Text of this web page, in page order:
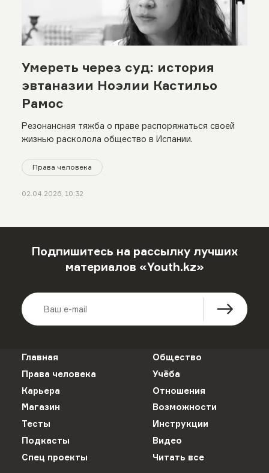
Умереть через суд: история
эвтаназии Ноэлии Кастильо
Рамос
Резонансная тяжба о праве распоряжаться своей
жизнью расколола общество в Испании.
Права человека
02.04.2026, 10:32
Подпишитесь на рассылку лучших
материалов «Youth.kz»
Главная
Общество
Права человека
Учёба
Карьера
Отношения
Магазин
Возможности
Тесты
Инструкции
Подкасты
Видео
Спец проекты
Читать все